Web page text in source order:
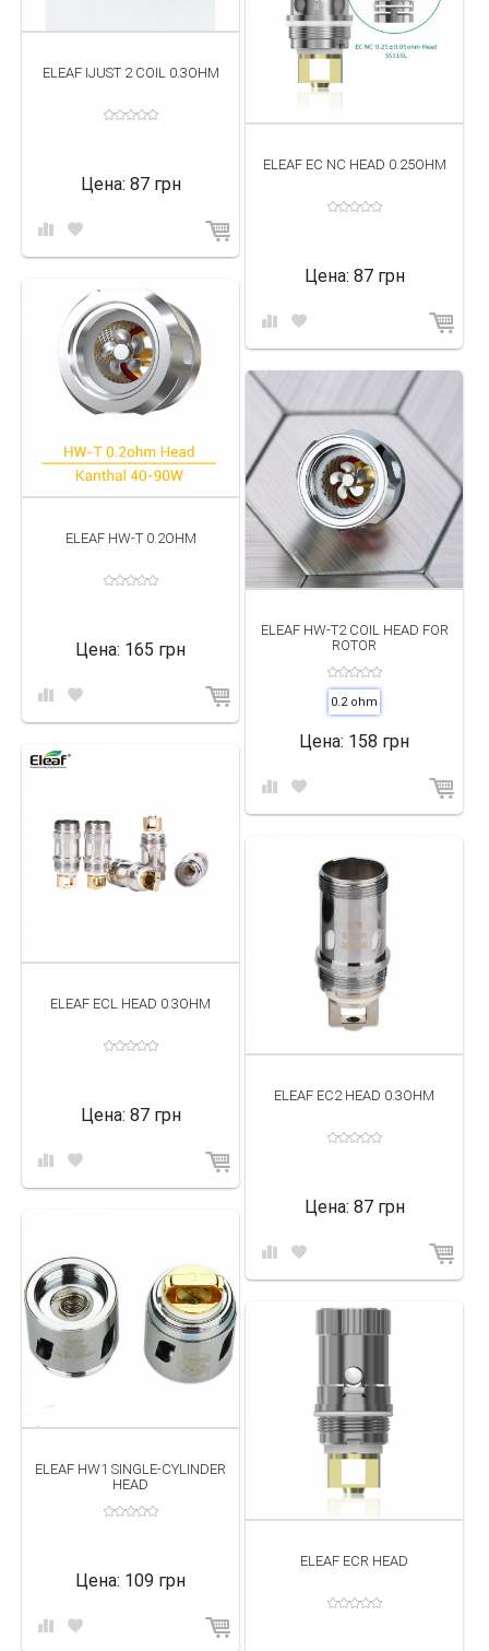
ELEAF IJUST 2 COIL 0.3OHM
Цена: 87 грн
ELEAF EC NC HEAD 0.25OHM
Цена: 87 грн
ELEAF HW-T 0.2OHM
Цена: 165 грн
ELEAF HW-T2 COIL HEAD FOR
ROTOR
0.2 ohm
Цена: 158 грн
ELEAF ECL HEAD 0.3OHM
Цена: 87 грн
ELEAF EC2 HEAD 0.3OHM
Цена: 87 грн
ELEAF HW1 SINGLE-CYLINDER
HEAD
Цена: 109 грн
ELEAF ECR HEAD